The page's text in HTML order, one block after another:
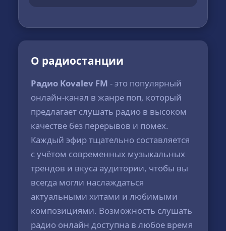
О радиостанции
Радио Kovalev FM - это популярный
онлайн-канал в жанре поп, который
предлагает слушать радио в высоком
качестве без перерывов и помех.
Каждый эфир тщательно составляется
с учётом современных музыкальных
трендов и вкуса аудитории, чтобы вы
всегда могли наслаждаться
актуальными хитами и любимыми
композициями. Возможность слушать
радио онлайн доступна в любое время